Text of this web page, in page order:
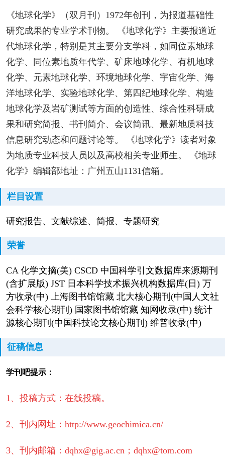
《地球化学》（双月刊）1972年创刊，为报道基础性
研究成果的专业学术刊物。 《地球化学》主要报道近
代地球化学，特别是其主要分支学科，如同位素地球
化学、同位素地质年代学、矿床地球化学、有机地球
化学、元素地球化学、环境地球化学、宇宙化学、海
洋地球化学、实验地球化学、第四纪地球化学、构造
地球化学及岩矿测试等方面的创造性、综合性科研成
果和研究简报、书刊简介、会议简讯、最新地质科技
信息研究动态和问题讨论等。 《地球化学》读者对象
为地质专业科技人员以及高校相关专业师生。 《地球
化学》编辑部地址：广州五山1131信箱。
栏目设置
研究报告、文献综述、简报、专题研究
荣誉
CA 化学文摘(美) CSCD 中国科学引文数据库来源期刊
(含扩展版) JST 日本科学技术振兴机构数据库(日) 万
方收录(中) 上海图书馆馆藏 北大核心期刊(中国人文社
会科学核心期刊) 国家图书馆馆藏 知网收录(中) 统计
源核心期刊(中国科技论文核心期刊) 维普收录(中)
征稿信息
学刊吧提示：
1、投稿方式：在线投稿。
2、刊内网址：http://www.geochimica.cn/
3、刊内邮箱：dqhx@gig.ac.cn；dqhx@tom.com